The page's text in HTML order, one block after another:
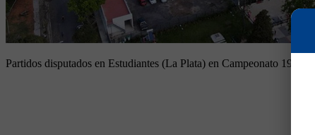
Partidos disputados en Estudiantes (La Plata) en Campeonato 1933